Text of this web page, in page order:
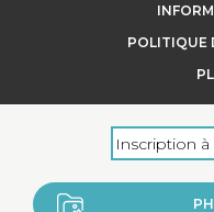
POLITIQUE